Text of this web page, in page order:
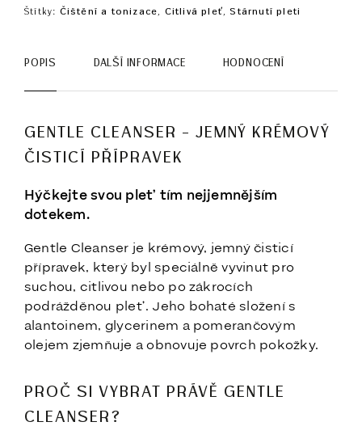
Štítky: Čištění a tonizace, Citlivá pleť,Stárnutí pleti
POPIS DALŠÍ INFORMACE HODNOCENÍ
GENTLE CLEANSER – JEMNÝ KRÉMOVÝ
ČISTICÍ PŘÍPRAVEK
Hýčkejte svou pleť tím nejjemnějším
dotekem.
Gentle Cleanser je krémový, jemný čisticí
přípravek, který byl speciálně vyvinut pro
suchou, citlivou nebo po zákrocích
podrážděnou pleť. Jeho bohaté složení s
alantoinem, glycerinem a pomerančovým
olejem zjemňuje a obnovuje povrch pokožky.
PROČ SI VYBRAT PRÁVĚ GENTLE
CLEANSER?